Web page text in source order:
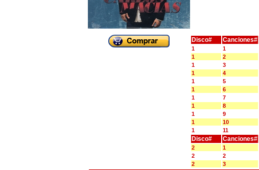
Disco# Canciones#
1 1
1
2
1
3
1
4
1
5
1
6
1
7
1
8
1
9
1
10
1
11
Disco# Canciones#
2 1
2
2
2
3